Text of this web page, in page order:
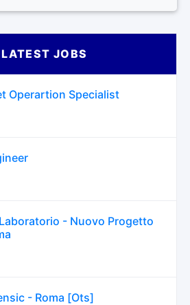
LATEST JOBS
Operartion Specialist
- Nuovo Progetto
- Roma [Ots]